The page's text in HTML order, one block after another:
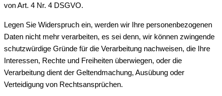
von Art. 4 Nr. 4 DSGVO.
Legen Sie Widerspruch ein, werden wir Ihre personenbezogenen
Daten nicht mehr verarbeiten, es sei denn, wir können zwingende
schutzwürdige Gründe für die Verarbeitung nachweisen, die Ihre
Interessen, Rechte und Freiheiten überwiegen, oder die
Verarbeitung dient der Geltendmachung, Ausübung oder
Verteidigung von Rechtsansprüchen.